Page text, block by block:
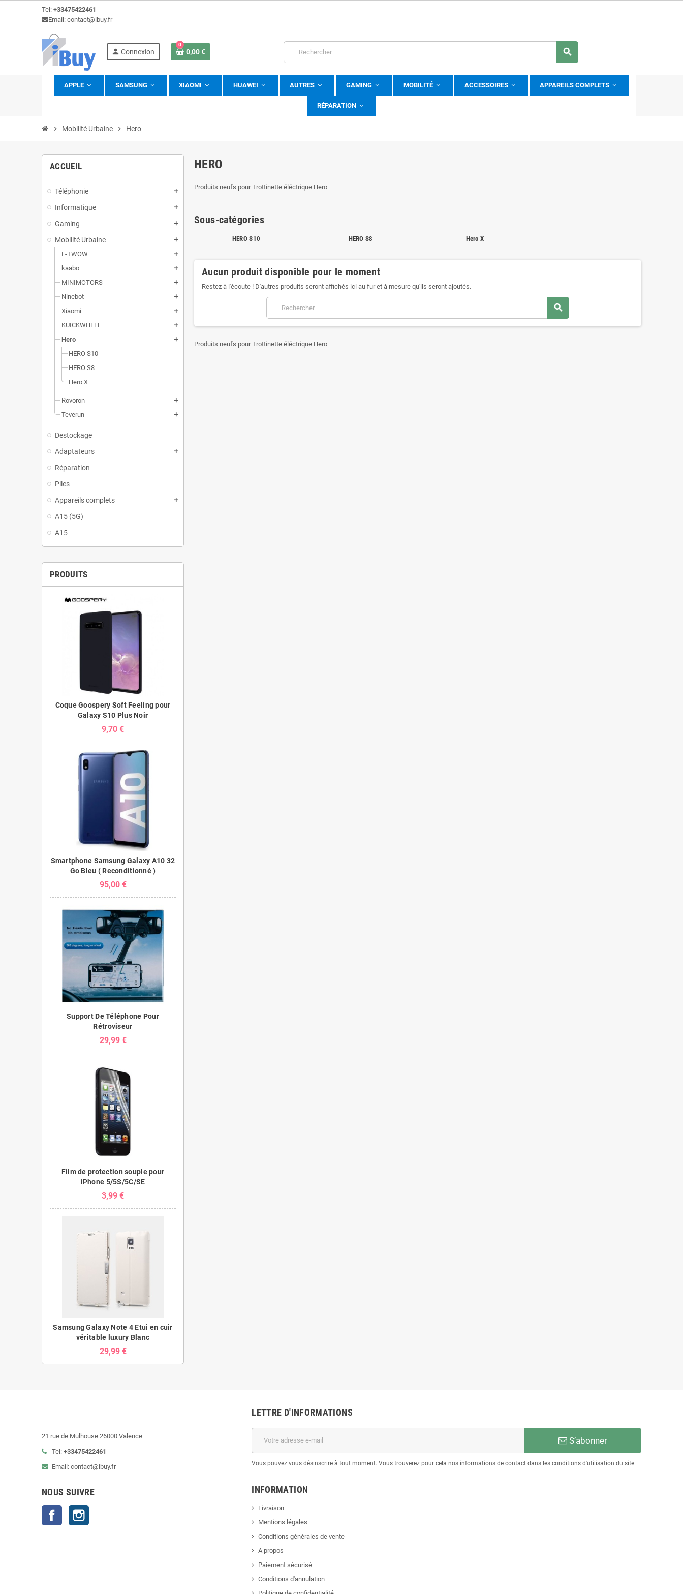
Tel: +33475422461
Email: contact@ibuy.fr
person Connexion
0
0,00 € search
view_headline
APPLE SAMSUNG XIAOMI HUAWEI AUTRES GAMING MOBILITÉ ACCESSOIRES APPAREILS COMPLETS
RÉPARATION
chevron_right Mobilité Urbaine chevron_right Hero
ACCUEIL
Téléphonie add
Informatique add
Gaming add
Mobilité Urbaine add
E-TWOW add
kaabo add
MINIMOTORS add
Ninebot add
Xiaomi add
KUICKWHEEL add
Hero add
HERO S10
HERO S8
Hero X
Rovoron add
Teverun add
Destockage
Adaptateurs
add
Réparation
Piles
Appareils complets
add
A15 (5G)
A15
PRODUITS
Coque Goospery Soft Feeling pour
Galaxy S10 Plus Noir
9,70 €
Smartphone Samsung Galaxy A10 32
Go Bleu ( Reconditionné )
95,00 €
Support De Téléphone Pour
Rétroviseur
29,99 €
Film de protection souple pour
iPhone 5/5S/5C/SE
3,99 €
Samsung Galaxy Note 4 Etui en cuir
véritable luxury Blanc
29,99 €
HERO
Produits neufs pour Trottinette éléctrique Hero
Sous-catégories
HERO S10 HERO S8 Hero X
Aucun produit disponible pour le moment
Restez à l'écoute ! D'autres produits seront affichés ici au fur et à mesure qu'ils seront ajoutés.
search
Produits neufs pour Trottinette éléctrique Hero
21 rue de Mulhouse 26000 Valence
Tel: +33475422461
Email: contact@ibuy.fr
NOUS SUIVRE
Facebook
LETTRE D'INFORMATIONS
S’abonner
Vous pouvez vous désinscrire à tout moment. Vous trouverez pour cela nos informations de contact dans les conditions d'utilisation du site.
INFORMATION
Livraison
Mentions légales
Conditions générales de vente
A propos
Paiement sécurisé
Conditions d'annulation